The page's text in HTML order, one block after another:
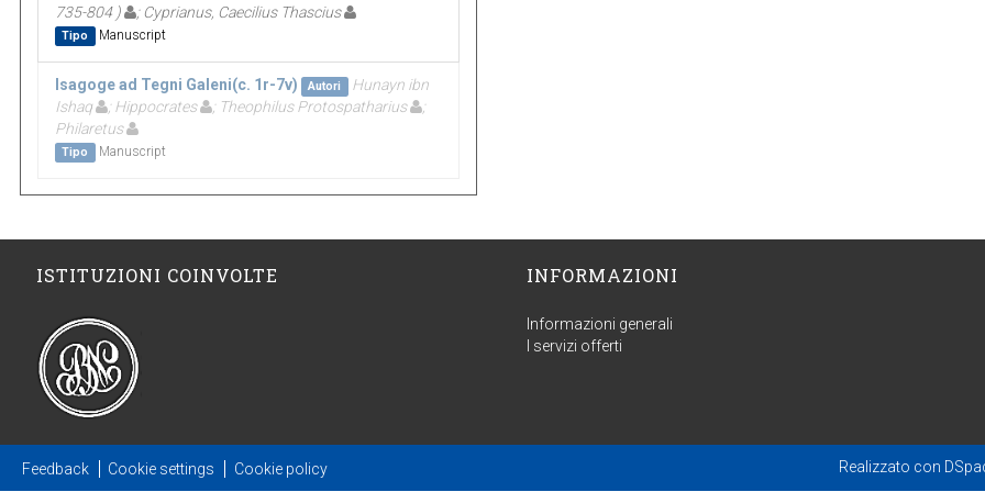
735-804 )
; Cyprianus, Caecilius Thascius
Tipo Manuscript
Isagoge ad Tegni Galeni(c. 1r-7v) Autori
Hunayn ibn
Ishaq
; Hippocrates ; Theophilus Protospatharius
;
Philaretus
Tipo Manuscript
ISTITUZIONI COINVOLTE INFORMAZIONI
Informazioni generali
I servizi offerti
Feedback Cookie settings Cookie policy Realizzato con